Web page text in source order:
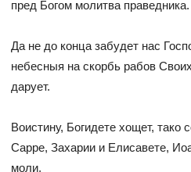
пред Богом молитва праведника.
Да не до конца забудет нас
небесныя на скорбь рабов
дарует.
Воистину, Богидете хощет, тако
Сарре, Захарии и Елисавете,
моли.